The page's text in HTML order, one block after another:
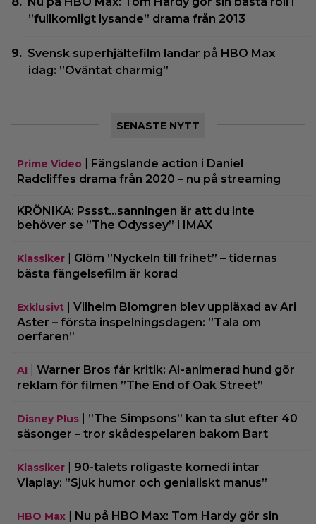
”fullkomligt lysande” drama från 2013
Svensk superhjältefilm landar på HBO Max
idag: ”Oväntat charmig”
SENASTE NYTT
Prime Video
Fängslande action i Daniel
Radcliffes drama från 2020 – nu på streaming
KRÖNIKA: Pssst…sanningen är att du inte
behöver se ”The Odyssey” i IMAX
Klassiker
Glöm ”Nyckeln till frihet” – tidernas
bästa fängelsefilm är korad
Exklusivt
Vilhelm Blomgren blev uppläxad av Ari
Aster – första inspelningsdagen: ”Tala om
oerfaren”
AI
Warner Bros får kritik: AI-animerad hund gör
reklam för filmen ”The End of Oak Street”
Disney Plus
”The Simpsons” kan ta slut efter 40
säsonger – tror skådespelaren bakom Bart
Klassiker
90-talets roligaste komedi intar
Viaplay: ”Sjuk humor och genialiskt manus”
HBO Max
Nu på HBO Max: Tom Hardy gör sin